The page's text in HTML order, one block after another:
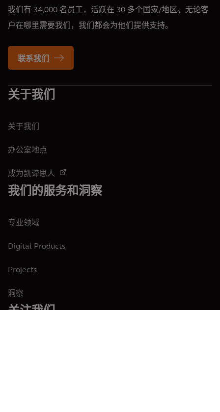
我们有 34,000 名员工，活跃在 30 多个国家/地区。无论客
户在哪里需要我们，我们都会为他们提供支持。
联系我们
关于我们
关于我们
办公室地点
成为凯谛思人
我们的服务和洞察
专业领域
Digital Products
Projects
洞察
关注我们